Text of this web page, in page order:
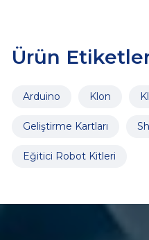
Ürün
Arduino Klon
Geliştirme Kartları
Eğitici Robot Kitleri